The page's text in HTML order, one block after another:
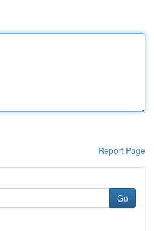
Report Page
Go